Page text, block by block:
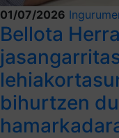
01/07/2026
Bellota
bihurtzen